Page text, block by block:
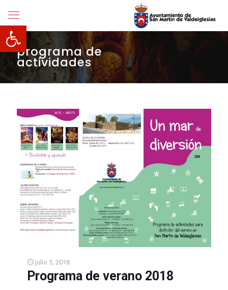
Abrir barra de herramientas
programa de
actividades
julio 5, 2018
Programa de verano 2018